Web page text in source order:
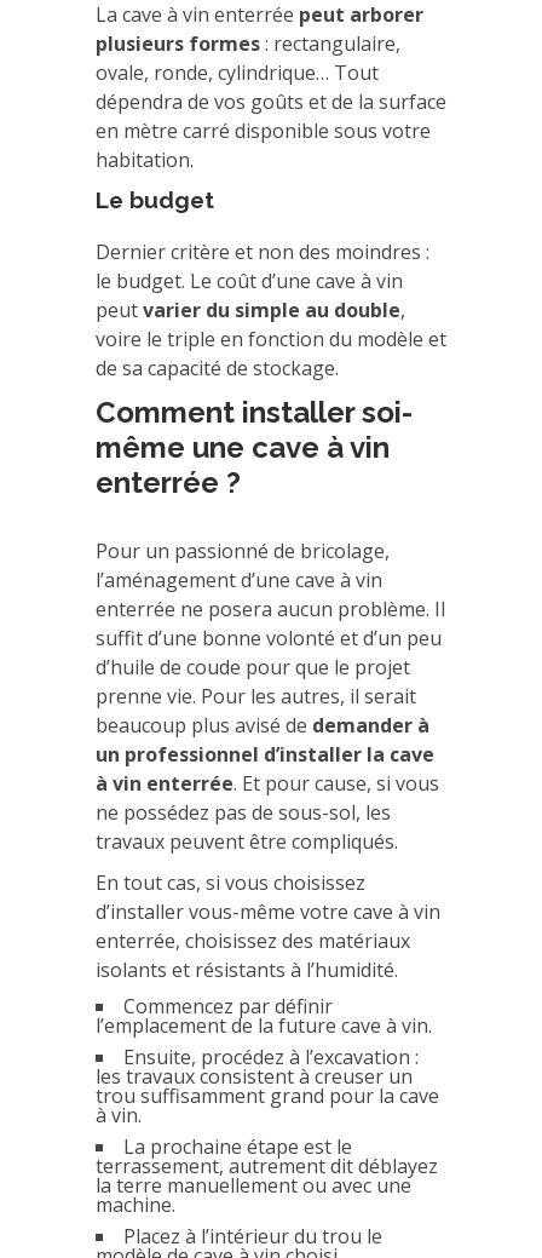
La cave à vin enterrée peut arborer
plusieurs formes: rectangulaire,
ovale, ronde, cylindrique… Tout
dépendra de vos goûts et de la surface
en mètre carré disponible sous votre
habitation.
Le budget
Dernier critère et non des moindres :
le budget. Le coût d’une cave à vin
peutvarier du simple au double,
voire le triple en fonction du modèle et
de sa capacité de stockage.
Comment installer soi-
même une cave à vin
enterrée ?
Pour un passionné de bricolage,
l’aménagement d’une cave à vin
enterrée ne posera aucun problème. Il
suffit d’une bonne volonté et d’un peu
d’huile de coude pour que le projet
prenne vie. Pour les autres, il serait
beaucoup plus avisé de demander à
un professionnel d’installer la cave
à vin enterrée. Et pour cause, si vous
ne possédez pas de sous-sol, les
travaux peuvent être compliqués.
En tout cas, si vous choisissez
d’installer vous-même votre cave à vin
enterrée, choisissez des matériaux
isolants et résistants à l’humidité.
Commencez par définir
l’emplacement de la future cave à vin.
Ensuite, procédez à l’excavation :
les travaux consistent à creuser un
trou suffisamment grand pour la cave
à vin.
La prochaine étape est le
terrassement, autrement dit déblayez
la terre manuellement ou avec une
machine.
Placez à l’intérieur du trou le